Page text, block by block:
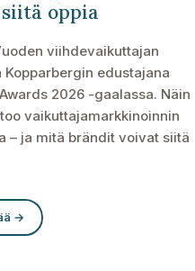
oppia
viihdevaikuttajan
Kopparbergin edustajana
2026 -gaalassa. Näin
vaikuttajamarkkinoinnin
– ja mitä brändit voivat siitä
→